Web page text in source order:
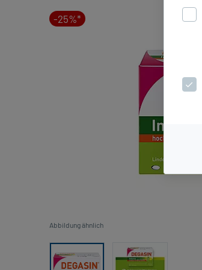
-25%*
Abbildung ähnlich